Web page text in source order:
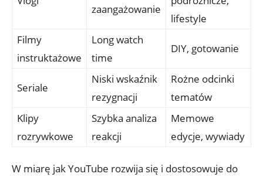
zaangażowanie
lifestyle
Filmy
instruktażowe
Long watch
time
DIY, gotowanie
Seriale
Niski wskaźnik
rezygnacji
Rożne odcinki
tematów
Klipy
rozrywkowe
Szybka analiza
reakcji
Memowe
edycje, wywiady
W miarę jak YouTube rozwija się i dostosowuje do